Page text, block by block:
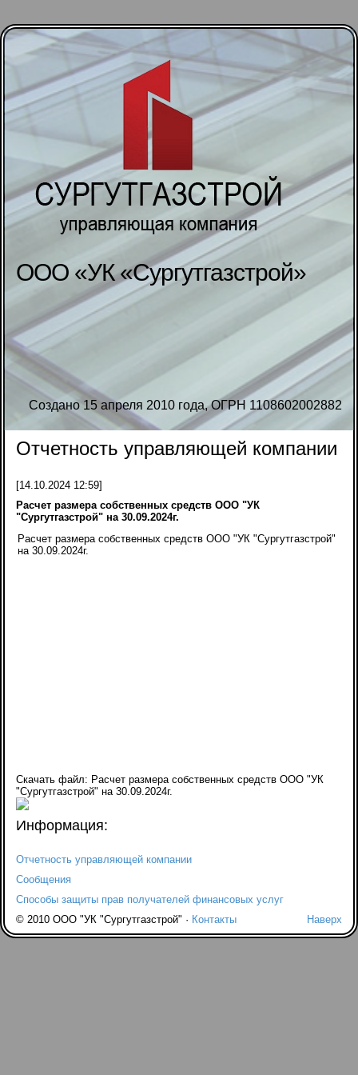
ООО «УК «Сургутгазстрой»
Создано 15 апреля 2010 года, ОГРН 1108602002882
Отчетность управляющей компании
[14.10.2024 12:59]
Расчет размера собственных средств ООО "УК
"Сургутгазстрой" на 30.09.2024г.
Скачать файл: Расчет размера собственных средств ООО "УК
"Сургутгазстрой" на 30.09.2024г.
Информация:
Отчетность управляющей компании
Сообщения
Способы защиты прав получателей финансовых услуг
Наверх
© 2010 ООО "УК "Сургутгазстрой" · Контакты